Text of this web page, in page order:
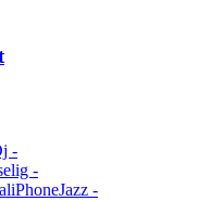
-
-
iPhoneJazz -